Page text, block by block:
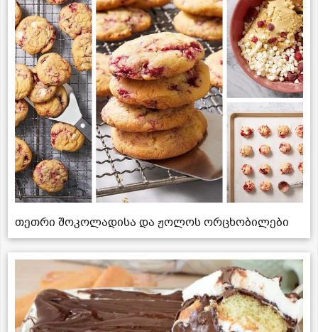
თეთრი შოკოლადისა და ჟოლოს ორცხობილები